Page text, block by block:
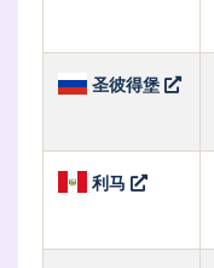
圣彼得堡
利马